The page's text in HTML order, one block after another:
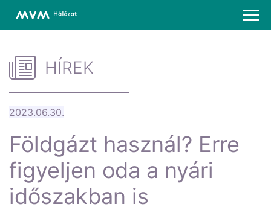
HÍREK
2023.06.30.
Földgázt használ? Erre
figyeljen oda a nyári
időszakban is